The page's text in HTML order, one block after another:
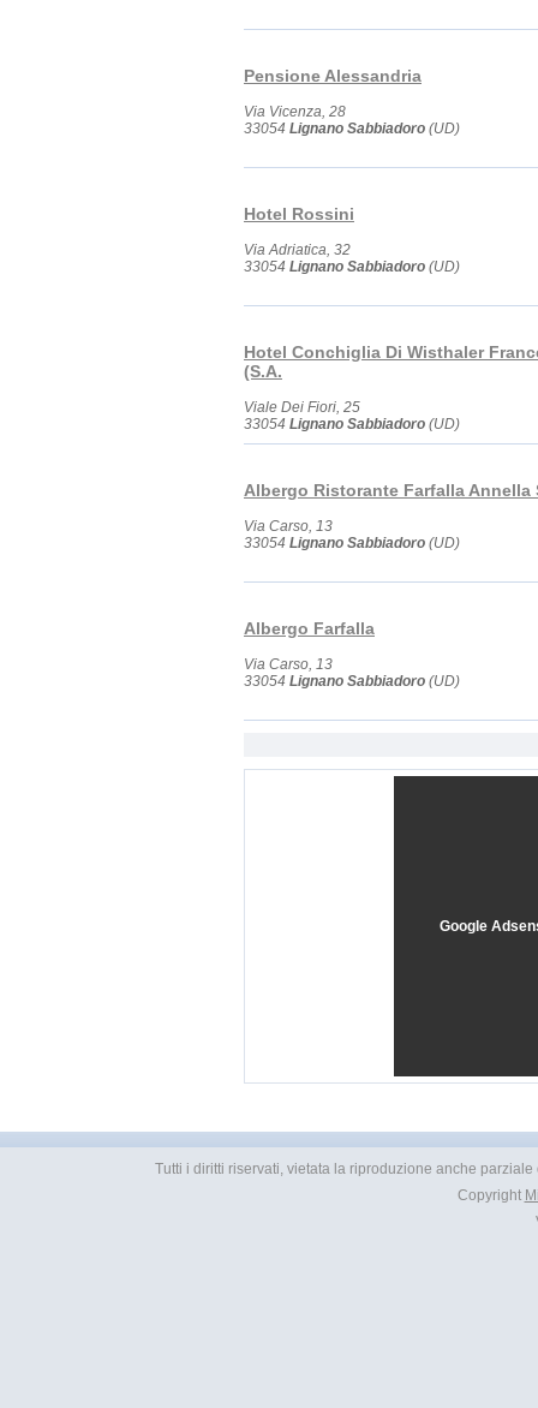
Pensione Alessandria
Via Vicenza, 28
33054 Lignano Sabbiadoro (UD)
Hotel Rossini
Via Adriatica, 32
33054 Lignano Sabbiadoro (UD)
Hotel Conchiglia Di Wisthaler
(S.A.
Viale Dei Fiori, 25
33054 Lignano Sabbiadoro (UD)
Albergo Ristorante Farfalla Annella
Via Carso, 13
33054 Lignano Sabbiadoro (UD)
Albergo Farfalla
Via Carso, 13
33054 Lignano Sabbiadoro (UD)
Google
Tutti i diritti riservati, vietata la riproduzione anche
Copyright